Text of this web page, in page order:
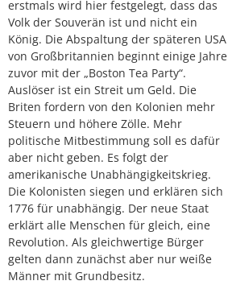
erstmals wird hier festgelegt, dass das
Volk der Souverän ist und nicht ein
König. Die Abspaltung der späteren USA
von Großbritannien beginnt einige Jahre
zuvor mit der „Boston Tea Party“.
Auslöser ist ein Streit um Geld. Die
Briten fordern von den Kolonien mehr
Steuern und höhere Zölle. Mehr
politische Mitbestimmung soll es dafür
aber nicht geben. Es folgt der
amerikanische Unabhängigkeitskrieg.
Die Kolonisten siegen und erklären sich
1776 für unabhängig. Der neue Staat
erklärt alle Menschen für gleich, eine
Revolution. Als gleichwertige Bürger
gelten dann zunächst aber nur weiße
Männer mit Grundbesitz.